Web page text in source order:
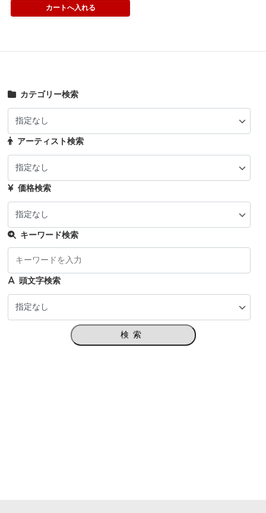
カテゴリー検索
アーティスト検索
価格検索
キーワード検索
頭文字検索
検索